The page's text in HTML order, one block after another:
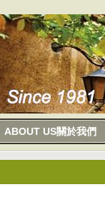
ABOUT US關於我們